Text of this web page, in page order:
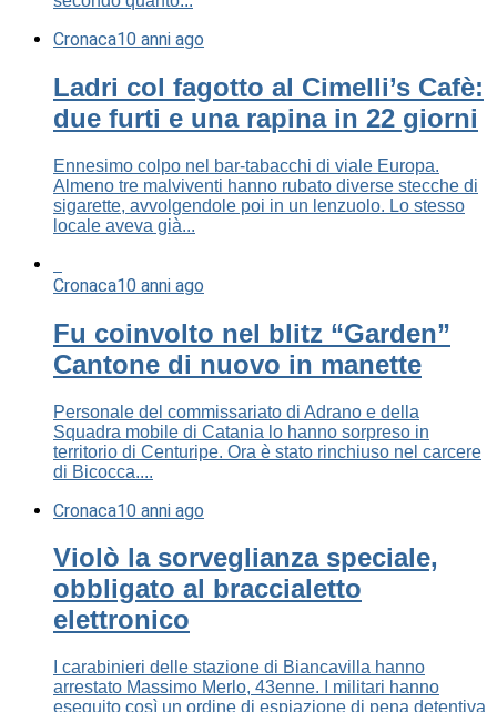
Cronaca10 anni ago
Ladri col fagotto al Cimelli’s Cafè:
due furti e una rapina in 22 giorni
Ennesimo colpo nel bar-tabacchi di viale Europa.
Almeno tre malviventi hanno rubato diverse stecche di
sigarette, avvolgendole poi in un lenzuolo. Lo stesso
locale aveva già...
Cronaca10 anni ago
Fu coinvolto nel blitz “Garden”
Cantone di nuovo in manette
Personale del commissariato di Adrano e della
Squadra mobile di Catania lo hanno sorpreso in
territorio di Centuripe. Ora è stato rinchiuso nel carcere
di Bicocca....
Cronaca10 anni ago
Violò la sorveglianza speciale,
obbligato al braccialetto
elettronico
I carabinieri delle stazione di Biancavilla hanno
arrestato Massimo Merlo, 43enne. I militari hanno
eseguito così un ordine di espiazione di pena detentiva